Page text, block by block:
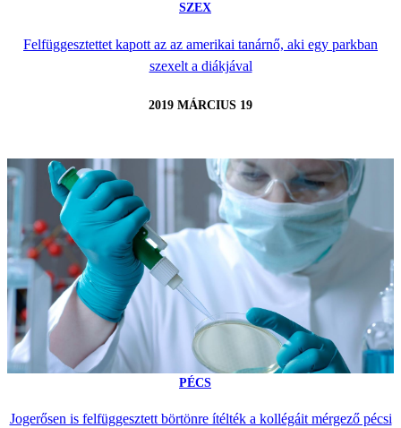
SZEX
Felfüggesztettet kapott az az amerikai tanárnő, aki egy parkban
szexelt a diákjával
2019 MÁRCIUS 19
PÉCS
Jogerősen is felfüggesztett börtönre ítélték a kollégáit mérgező pécsi